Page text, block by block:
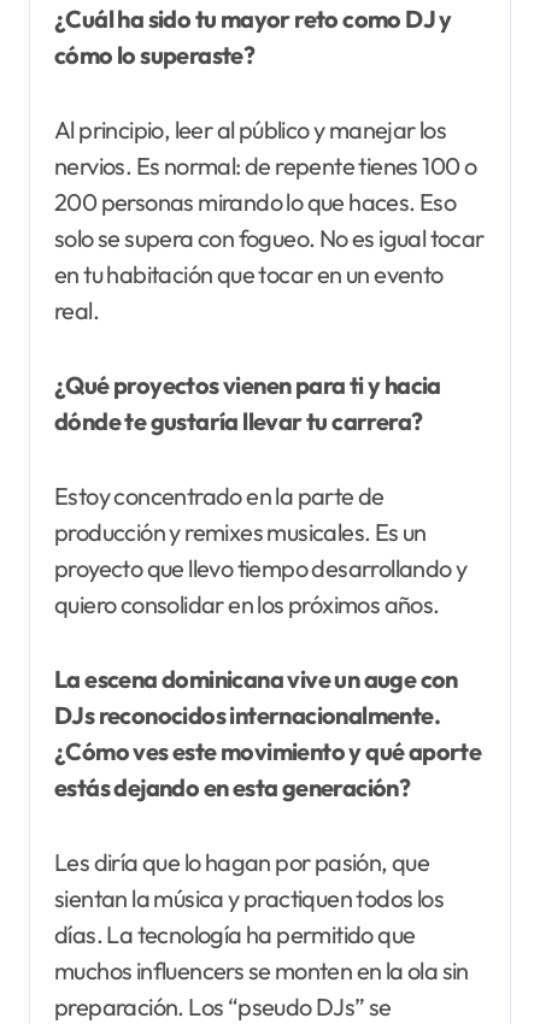
¿Cuál ha sido tu mayor reto como DJ y
cómo lo superaste?
Al principio, leer al público y manejar los
nervios. Es normal: de repente tienes 100 o
200 personas mirando lo que haces. Eso
solo se supera con fogueo. No es igual tocar
en tu habitación que tocar en un evento
real.
¿Qué proyectos vienen para ti y hacia
dónde te gustaría llevar tu carrera?
Estoy concentrado en la parte de
producción y remixes musicales. Es un
proyecto que llevo tiempo desarrollando y
quiero consolidar en los próximos años.
La escena dominicana vive un auge con
DJs reconocidos internacionalmente.
¿Cómo ves este movimiento y qué aporte
estás dejando en esta generación?
Les diría que lo hagan por pasión, que
sientan la música y practiquen todos los
días. La tecnología ha permitido que
muchos influencers se monten en la ola sin
preparación. Los “pseudo DJs” se